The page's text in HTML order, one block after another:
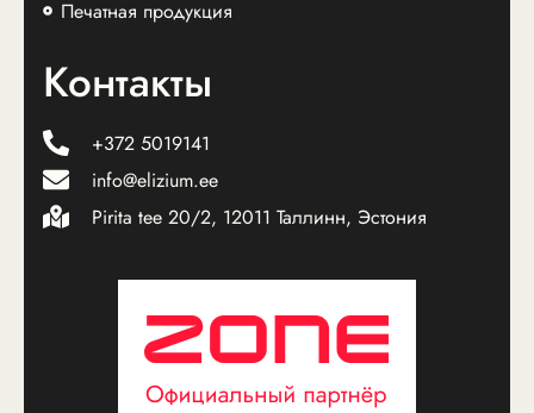
Печатная продукция
Контакты
+372 5019141
info@elizium.ee
Pirita tee 20/2, 12011 Таллинн, Эстония